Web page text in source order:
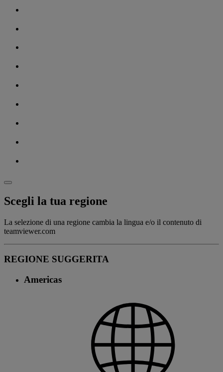
Scegli la tua regione
La selezione di una regione cambia la lingua e/o il contenuto di
teamviewer.com
REGIONE SUGGERITA
Americas